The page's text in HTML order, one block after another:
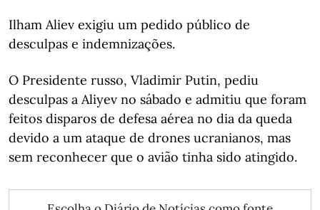
Ilham Aliev exigiu um pedido público de
desculpas e indemnizações.
O Presidente russo, Vladimir Putin, pediu
desculpas a Aliyev no sábado e admitiu que foram
feitos disparos de defesa aérea no dia da queda
devido a um ataque de drones ucranianos, mas
sem reconhecer que o avião tinha sido atingido.